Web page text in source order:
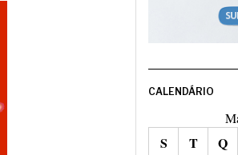
CALENDÁRIO
S T Q